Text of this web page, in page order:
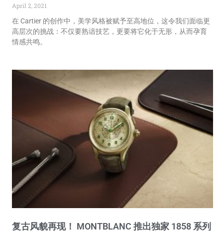
April 2, 2021
在 Cartier 的创作中，美学风格被赋予至高地位，这令我们面临更
高层次的挑战：不仅要熟谙技艺，更要将它化于无形，从而孕育
情感共鸣。
复古风貌再现！ MONTBLANC 推出独家 1858 系列